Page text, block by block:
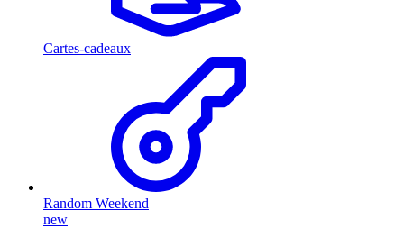
Cartes-cadeaux
Random Weekend
new